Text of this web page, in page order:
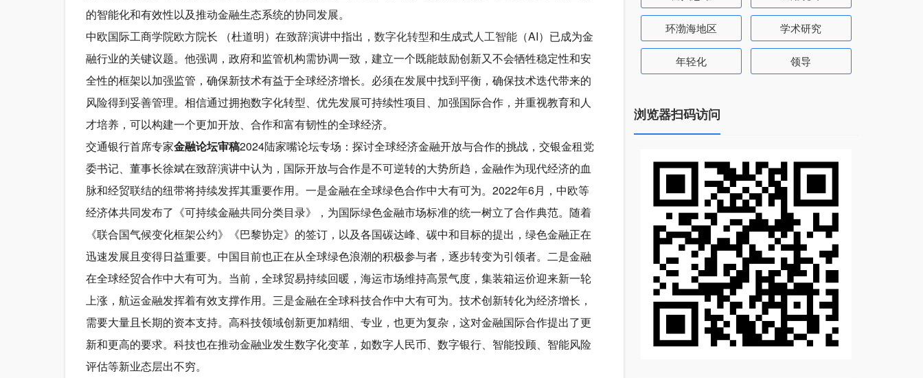
的智能化和有效性以及推动金融生态系统的协同发展。
中欧国际工商学院欧方院长 （杜道明）在致辞演讲中指出， 数字化转型和生成式人工智能（AI）已成为金
融行业的关键议题。他强调，政府和监管机构需协调一致，建立一个既能鼓励创新又不会牺牲稳定性和安
全性的框架以加强监管，确保新技术有益于全球经济增长。必须在发展中找到平衡，确保技术迭代带来的
风险得到妥善管理。相信通过拥抱数字化转型、优先发展可持续性项目、加强国际合作，并重视教育和人
才培养，可以构建一个更加开放、合作和富有韧性的全球经济。
交通银行首席专家金融论坛审稿2024陆家嘴论坛专场：探讨全球经济金融开放与合作的挑战，交银金租党
委书记、董事长徐斌在致辞演讲中认为，国际开放与合作是不可逆转的大势所趋，金融作为现代经济的血
脉和经贸联结的纽带将持续发挥其重要作用。一是金融在全球绿色合作中大有可为。2022年6月，中欧等
经济体共同发布了《可持续金融共同分类目录》，为国际绿色金融市场标准的统一树立了合作典范。随着
《联合国气候变化框架公约》《巴黎协定》的签订，以及各国碳达峰、碳中和目标的提出，绿色金融正在
迅速发展且变得日益重要。中国目前也正在从全球绿色浪潮的积极参与者，逐步转变为引领者。二是金融
在全球经贸合作中大有可为。当前，全球贸易持续回暖，海运市场维持高景气度，集装箱运价迎来新一轮
上涨，航运金融发挥着有效支撑作用。三是金融在全球科技合作中大有可为。技术创新转化为经济增长，
需要大量且长期的资本支持。高科技领域创新更加精细、专业，也更为复杂，这对金融国际合作提出了更
新和更高的要求。科技也在推动金融业发生数字化变革，如数字人民币、数字银行、智能投顾、智能风险
评估等新业态层出不穷。
环渤海地区 学术研究
年轻化 领导
浏览器扫码访问